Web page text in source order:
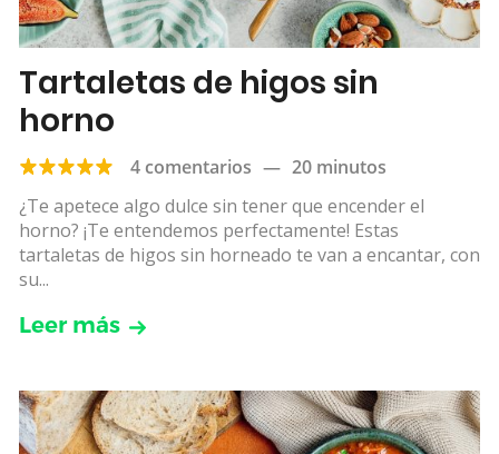
Tartaletas de higos sin
horno
4 comentarios — 20 minutos
¿Te apetece algo dulce sin tener que encender el
horno? ¡Te entendemos perfectamente! Estas
tartaletas de higos sin horneado te van a encantar, con
su...
Leer más